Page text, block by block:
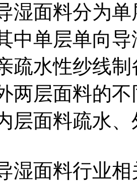
面料分为单
中单层单向
疏水性纱线
两层面料的
层面料疏水
面料行业相